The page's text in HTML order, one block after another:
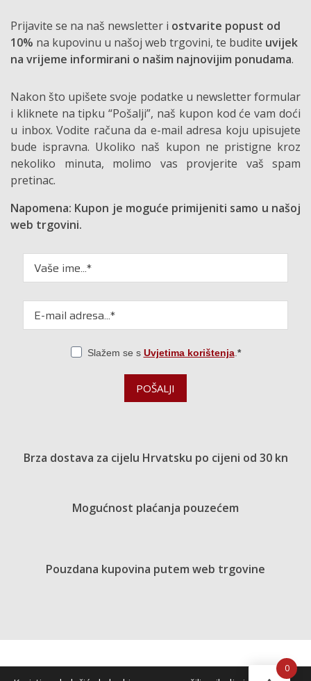
Prijavite se na naš newsletter i ostvarite popust od
10% na kupovinu u našoj web trgovini, te budite uvijek
na vrijeme informirani o našim najnovijim ponudama.
Nakon što upišete svoje podatke u newsletter formular
i kliknete na tipku “Pošalji”, naš kupon kod će vam doći
u inbox. Vodite računa da e-mail adresa koju upisujete
bude ispravna. Ukoliko naš kupon ne pristigne kroz
nekoliko minuta, molimo vas provjerite vaš spam
pretinac.
Napomena: Kupon je moguće primijeniti samo u našoj
web trgovini.
Slažem se s Uvjetima korištenja.
POŠALJI
Brza dostava za cijelu Hrvatsku po cijeni od 30 kn
Mogućnost plaćanja pouzećem
Pouzdana kupovina putem web trgovine
0